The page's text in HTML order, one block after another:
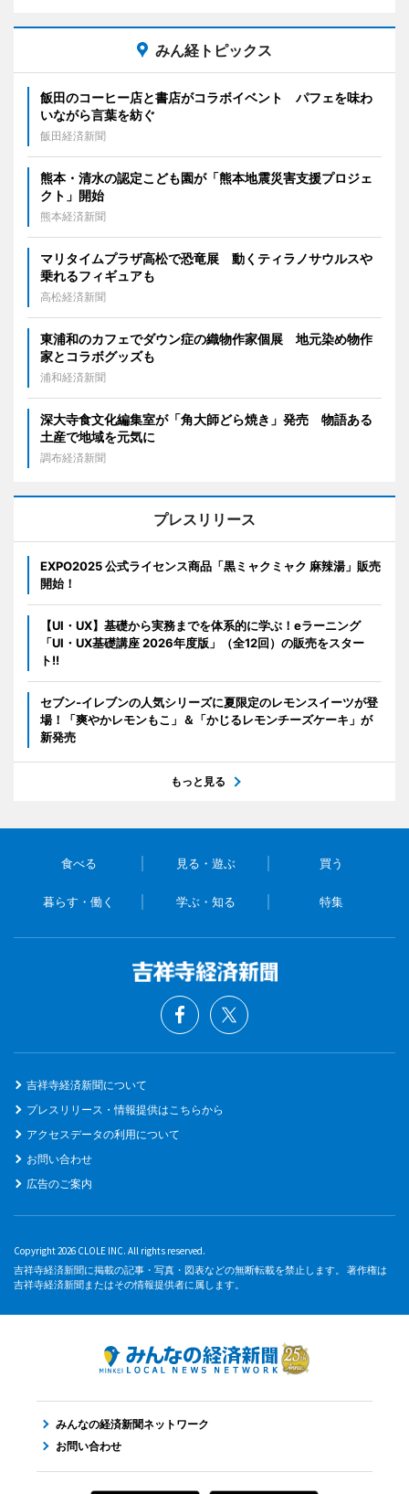
みん経トピックス
飯田のコーヒー店と書店がコラボイベント パフェを味わ
いながら言葉を紡ぐ
飯田経済新聞
熊本・清水の認定こども園が「熊本地震災害支援プロジェ
クト」開始
熊本経済新聞
マリタイムプラザ高松で恐竜展 動くティラノサウルスや
乗れるフィギュアも
高松経済新聞
東浦和のカフェでダウン症の織物作家個展 地元染め物作
家とコラボグッズも
浦和経済新聞
深大寺食文化編集室が「角大師どら焼き」発売 物語ある
土産で地域を元気に
調布経済新聞
プレスリリース
EXPO2025 公式ライセンス商品「黒ミャクミャク 麻辣湯」販売
開始！
【UI・UX】基礎から実務までを体系的に学ぶ！eラーニング
「UI・UX基礎講座 2026年度版」（全12回）の販売をスター
ト!!
セブン‐イレブンの人気シリーズに夏限定のレモンスイーツが登
場！「爽やかレモンもこ」＆「かじるレモンチーズケーキ」が
新発売
もっと見る
食べる 見る・遊ぶ 買う
暮らす・働く 学ぶ・知る 特集
吉祥寺経済新聞について
プレスリリース・情報提供はこちらから
アクセスデータの利用について
お問い合わせ
広告のご案内
Copyright 2026 CLOLE INC. All rights reserved.
吉祥寺経済新聞に掲載の記事・写真・図表などの無断転載を禁止します。 著作権は
吉祥寺経済新聞またはその情報提供者に属します。
みんなの経済新聞ネットワーク
お問い合わせ